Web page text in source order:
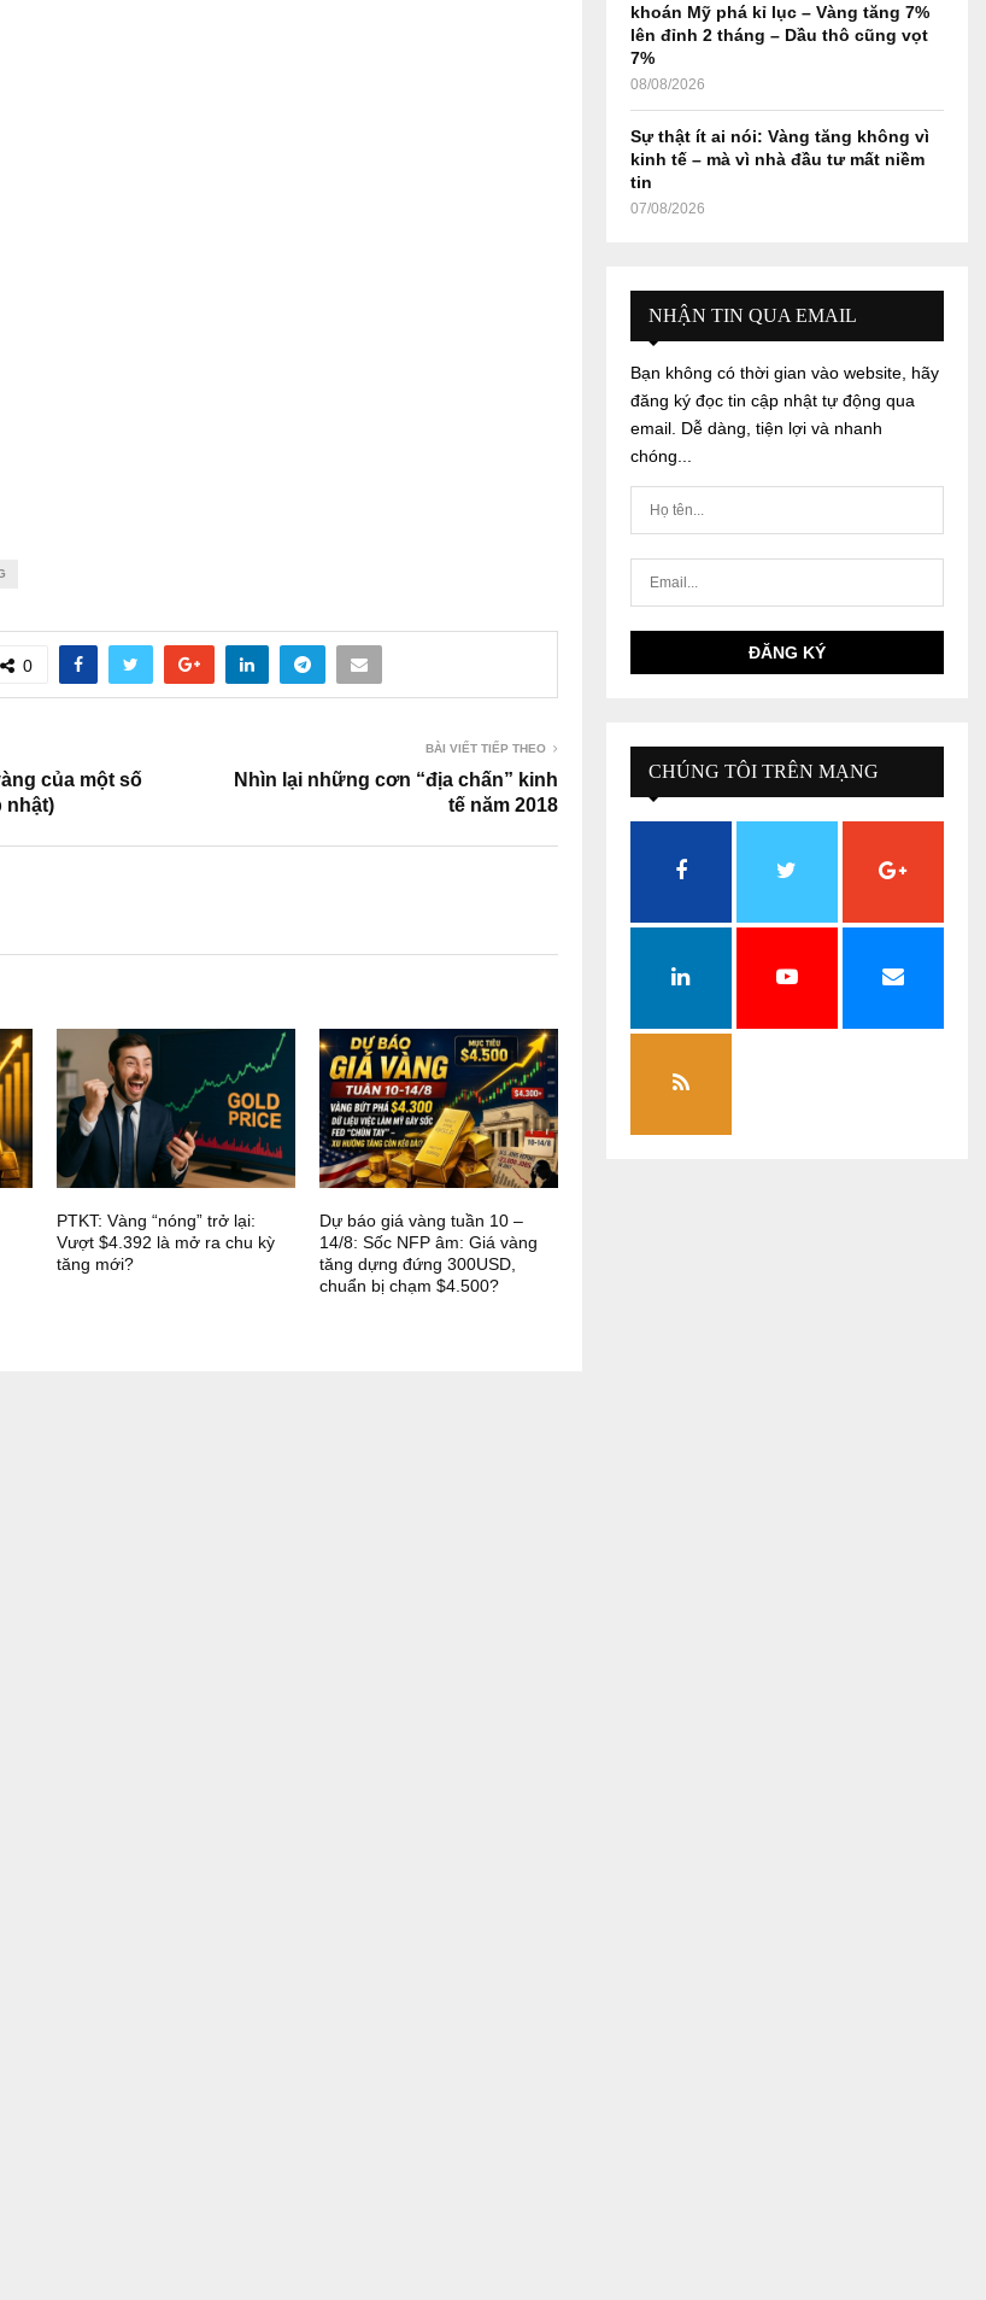
0
của một số
nhật)
BÀI VIẾT TIẾP THEO
Nhìn lại những cơn “địa chấn” kinh
tế năm 2018
PTKT: Vàng “nóng” trở lại:
Vượt $4.392 là mở ra chu kỳ
tăng mới?
Dự báo giá vàng tuần 10 –
14/8: Sốc NFP âm: Giá vàng
tăng dựng đứng 300USD,
chuẩn bị chạm $4.500?
khoán Mỹ phá kỉ lục – Vàng tăng 7%
lên đỉnh 2 tháng – Dầu thô cũng vọt
7%
08/08/2026
Sự thật ít ai nói: Vàng tăng không vì
kinh tế – mà vì nhà đầu tư mất niềm
tin
07/08/2026
NHẬN TIN QUA EMAIL
Bạn không có thời gian vào website, hãy
đăng ký đọc tin cập nhật tự động qua
email. Dễ dàng, tiện lợi và nhanh
chóng...
CHÚNG TÔI TRÊN MẠNG
XÃ HỘI